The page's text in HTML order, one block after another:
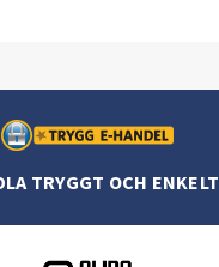
TRYGGT OCH ENKELT